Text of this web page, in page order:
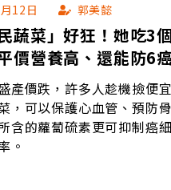
12日 郭美懿
蔬菜」好狂！她吃3
價營養高、還能防6
產價跌，許多人趁機撿便
，可以保護心血管、預防
含的蘿蔔硫素更可抑制癌
。